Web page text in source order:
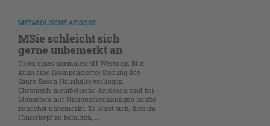
METABOLISCHE AZIDOSE
MSie schleicht sich
gerne unbemerkt an
Trotz eines normalen pH-Werts im Blut
kann eine (kompensierte) Störung des
Säure-Basen-Haushalts vorliegen.
Chronisch-metabolische Azidosen sind bei
Menschen mit Nierenerkrankungen häufig
zunächst unbemerkt. Es lohnt sich, dies im
Hinterkopf zu behalten, ...